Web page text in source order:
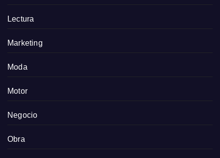
Lectura
Marketing
Moda
Motor
Negocio
Obra